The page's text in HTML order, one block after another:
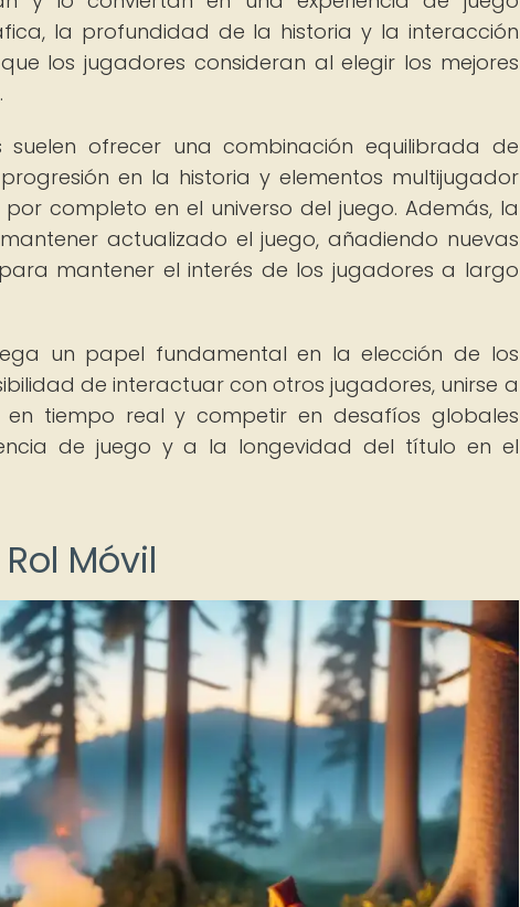
la profundidad de la historia y la interacción
los jugadores consideran al elegir los mejores
ofrecer una combinación equilibrada de
en la historia y elementos multijugador
completo en el universo del juego. Además, la
actualizado el juego, añadiendo nuevas
mantener el interés de los jugadores a largo
un papel fundamental en la elección de los
de interactuar con otros jugadores, unirse a
tiempo real y competir en desafíos globales
de juego y a la longevidad del título en el
Móvil